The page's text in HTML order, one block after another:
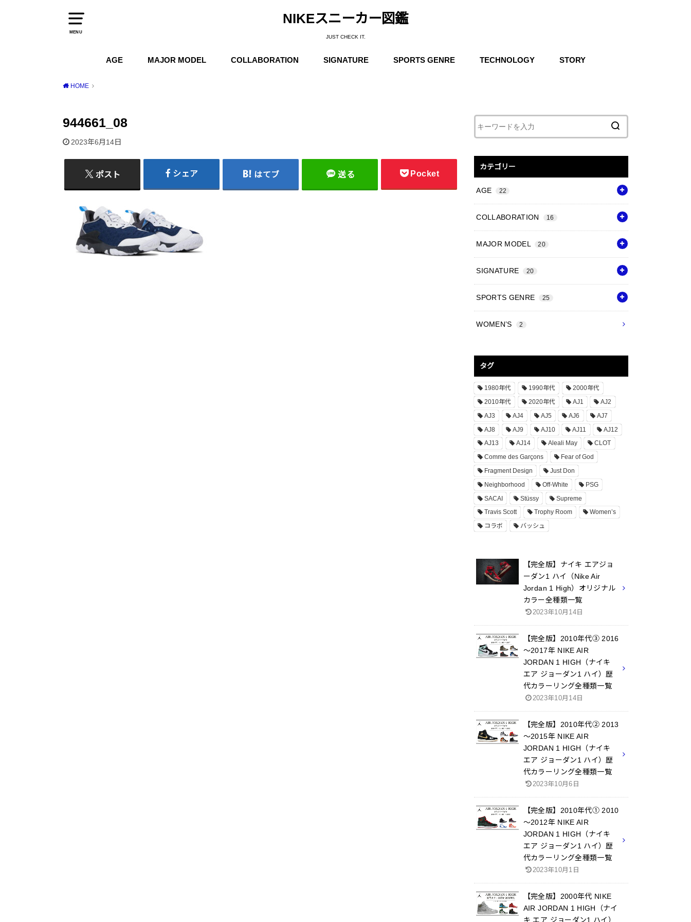
MENU
NIKEスニーカー図鑑
JUST CHECK IT.
AGE MAJOR MODEL COLLABORATION SIGNATURE SPORTS GENRE TECHNOLOGY STORY
HOME
944661_08
2023年6月14日
ポスト シェア はてブ 送る Pocket
カテゴリー
AGE 22
COLLABORATION 16
MAJOR MODEL 20
SIGNATURE 20
SPORTS GENRE 25
WOMEN’S 2
タグ
1980年代 1990年代
2000年代
2010年代
2020年代 AJ1
AJ2
AJ3
AJ4 AJ5 AJ6
AJ7
AJ8
AJ9 AJ10 AJ11
AJ12
AJ13
AJ14 Aleali May
CLOT
Comme des Garçons
Fear of God
Fragment Design
Just Don
Neighborhood
Off-White
PSG
SACAI
Stüssy
Supreme
Travis Scott
Trophy Room
Women’s
コラボ
バッシュ
【完全版】ナイキ エアジョ
ーダン1 ハイ（Nike Air
Jordan 1 High）オリジナル
カラー全種類一覧
2023年10月14日
【完全版】2010年代③ 2016
～2017年 NIKE AIR
JORDAN 1 HIGH（ナイキ
エア ジョーダン1 ハイ）歴
代カラーリング全種類一覧
2023年10月14日
【完全版】2010年代② 2013
～2015年 NIKE AIR
JORDAN 1 HIGH（ナイキ
エア ジョーダン1 ハイ）歴
代カラーリング全種類一覧
2023年10月6日
【完全版】2010年代① 2010
～2012年 NIKE AIR
JORDAN 1 HIGH（ナイキ
エア ジョーダン1 ハイ）歴
代カラーリング全種類一覧
2023年10月1日
【完全版】2000年代 NIKE
AIR JORDAN 1 HIGH（ナイ
キ エア ジョーダン1 ハイ）